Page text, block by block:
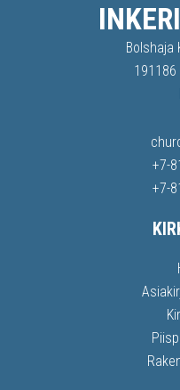
Bolshaja
+7-
+7-